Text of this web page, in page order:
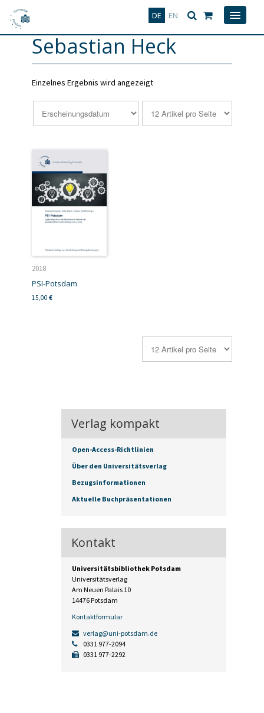
DE EN
Deutsch
Sebastian Heck
Einzelnes Ergebnis wird angezeigt
2018
PSI-Potsdam
15,00 €
Verlag kompakt
Open-Access-Richtlinien
Über den Universitätsverlag
Bezugsinformationen
Aktuelle Buchpräsentationen
Kontakt
Universitätsbibliothek Potsdam
Universitätsverlag
Am Neuen Palais 10
14476 Potsdam
Kontaktformular
verlag@uni-potsdam.de
0331 977-2094
0331 977-2292